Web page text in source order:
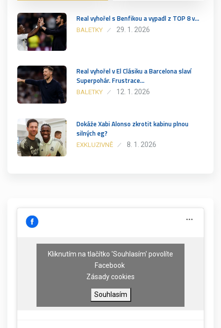
Real vyhořel s Benfikou a vypadl z TOP 8 v…
BALETKY 29. 1. 2026
Real vyhořel v El Clásiku a Barcelona slaví
Superpohár. Frustrace…
BALETKY 12. 1. 2026
Dokáže Xabi Alonso zkrotit kabinu plnou
silných eg?
EXKLUZIVNĚ 8. 1. 2026
Kliknutím na tlačítko 'Souhlasím' povolíte
Facebook
Zásady cookies
Souhlasím